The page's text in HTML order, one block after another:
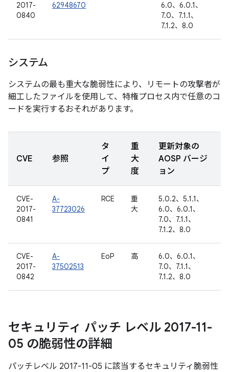
2017-
0840
62948670
6.0、6.0.1、
7.0、7.1.1、
7.1.2、8.0
システム
システムの最も重大な脆弱性により、リモートの攻撃者が
細工したファイルを使用して、特権プロセス内で任意のコ
ードを実行するおそれがあります。
CVE 参照
タ
イ
プ
重
大
度
更新対象の
AOSP バージ
ョン
CVE-
2017-
0841
A-
37723026
RCE
重
大
5.0.2、5.1.1、
6.0、6.0.1、
7.0、7.1.1、
7.1.2、8.0
CVE-
2017-
0842
A-
37502513
EoP 高
6.0、6.0.1、
7.0、7.1.1、
7.1.2、8.0
セキュリティ パッチ レベル 2017-11-
05 の脆弱性の詳細
パッチレベル 2017-11-05 に該当するセキュリティ脆弱性